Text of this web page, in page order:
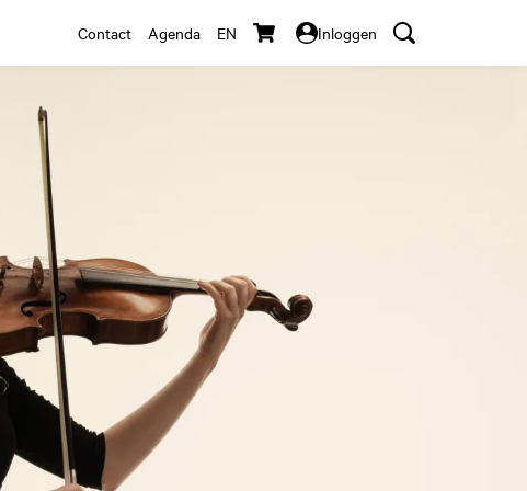
Contact Agenda EN Inloggen